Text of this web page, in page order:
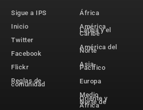
Sigue a IPS
Inicio
Twitter
Facebook
Flickr
Reglas de
comunidad
África
América
Latina y el
Caribe
América del
Norte
Asia-
Pacífico
Europa
Medio
Oriente y
Norte de
África